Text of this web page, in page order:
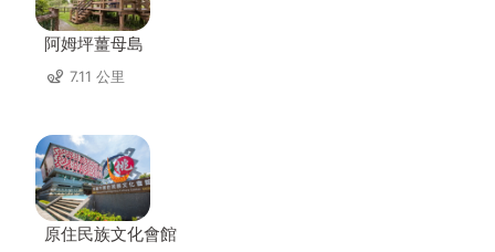
阿姆坪薑母島
7.11 公里
原住民族文化會館